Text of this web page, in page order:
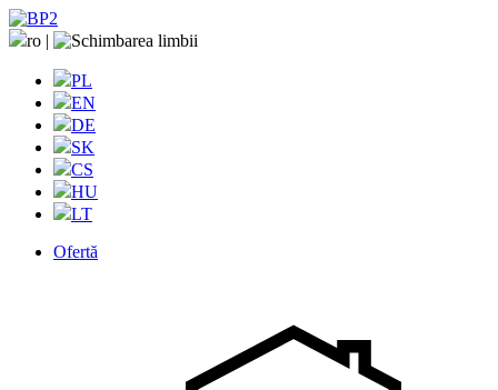
ro |
PL
EN
DE
SK
CS
HU
LT
Ofertă